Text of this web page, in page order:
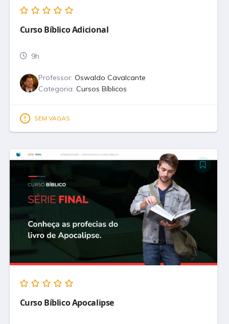
Curso Bíblico Adicional
9h
Professor: Oswaldo Cavalcante
Categoria: Cursos Bíblicos
Curso Bíblico Apocalipse